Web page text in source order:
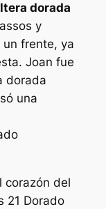
dorada
y
un frente, ya
Joan fue
dorada
una
corazón del
21 Dorado